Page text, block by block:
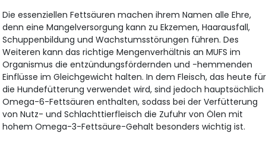
Die essenziellen Fettsäuren machen ihrem Namen alle Ehre,
denn eine Mangelversorgung kann zu Ekzemen, Haarausfall,
Schuppenbildung und Wachstumsstörungen führen. Des
Weiteren kann das richtige Mengenverhältnis an MUFS im
Organismus die entzündungsfördernden und -hemmenden
Einflüsse im Gleichgewicht halten. In dem Fleisch, das heute für
die Hundefütterung verwendet wird, sind jedoch hauptsächlich
Omega-6-Fettsäuren enthalten, sodass bei der Verfütterung
von Nutz- und Schlachttierfleisch die Zufuhr von Ölen mit
hohem Omega-3-Fettsäure-Gehalt besonders wichtig ist.